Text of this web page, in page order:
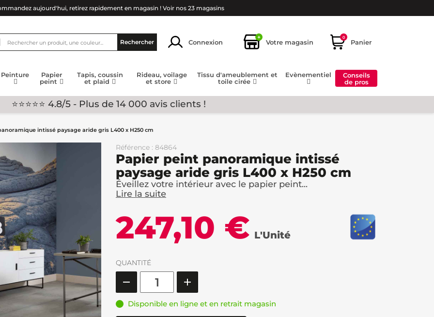
aujourd'hui, retirez rapidement en magasin ! Voir nos 23 magasins
Rechercher Connexion
+
Votre magasin
0
Panier
Peinture
Papier
peint
Tapis, coussin
et plaid
Rideau, voilage
et store
Tissu d'ameublement et
toile cirée
Evènementiel
Conseils
de pros
⭐⭐⭐⭐⭐ 4.8/5 - Plus de 14 000 avis clients !
intissé paysage aride gris L400 x H250 cm
Référence : 84864
Papier peint panoramique intissé
paysage aride gris L400 x H250 cm
Éveillez votre intérieur avec le papier peint...
Lire la suite
247,10 € L'Unité
QUANTITÉ
Disponible en ligne et en retrait magasin